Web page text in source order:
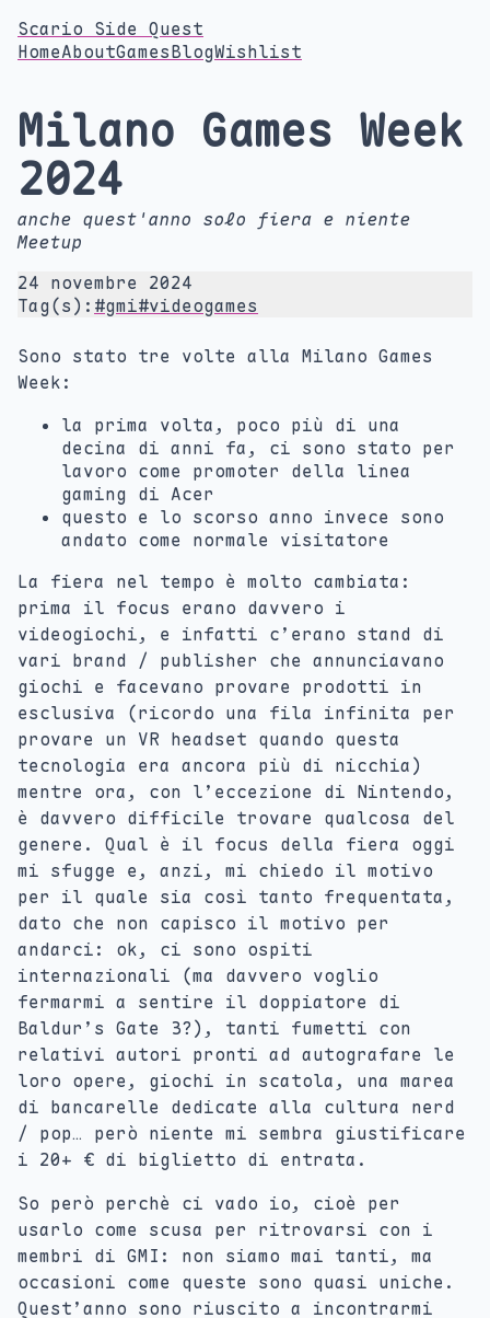
Scario Side Quest
HomeAboutGamesBlogWishlist
Milano Games Week
2024
anche quest'anno solo fiera e niente
Meetup
24 novembre 2024
Tag(s): #gmi#videogames
Sono stato tre volte alla Milano Games
Week:
la prima volta, poco più di una
decina di anni fa, ci sono stato per
lavoro come promoter della linea
gaming di Acer
questo e lo scorso anno invece sono
andato come normale visitatore
La fiera nel tempo è molto cambiata:
prima il focus erano davvero i
videogiochi, e infatti c’erano stand di
vari brand / publisher che annunciavano
giochi e facevano provare prodotti in
esclusiva (ricordo una fila infinita per
provare un VR headset quando questa
tecnologia era ancora più di nicchia)
mentre ora, con l’eccezione di Nintendo,
è davvero difficile trovare qualcosa del
genere. Qual è il focus della fiera oggi
mi sfugge e, anzi, mi chiedo il motivo
per il quale sia così tanto frequentata,
dato che non capisco il motivo per
andarci: ok, ci sono ospiti
internazionali (ma davvero voglio
fermarmi a sentire il doppiatore di
Baldur’s Gate 3?), tanti fumetti con
relativi autori pronti ad autografare le
loro opere, giochi in scatola, una marea
di bancarelle dedicate alla cultura nerd
/ pop… però niente mi sembra giustificare
i 20+ € di biglietto di entrata.
So però perchè ci vado io, cioè per
usarlo come scusa per ritrovarsi con i
membri di GMI: non siamo mai tanti, ma
occasioni come queste sono quasi uniche.
Quest’anno sono riuscito a incontrarmi